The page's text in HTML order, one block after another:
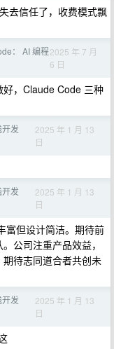
去信任了，收费模式飘
： AI 编程2025 年 7 月
6 日
，Claude Code 三种
发
2025 年 1 月 13
日
发
2025 年 1 月 13
日
富但设计简洁。期待前
公司注重产品效益，
待志同道合者共创未
发
2025 年 1 月 13
日